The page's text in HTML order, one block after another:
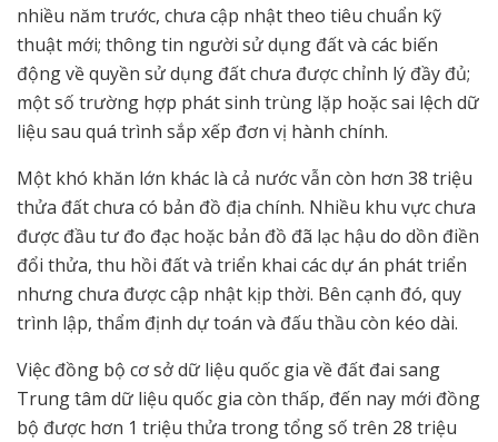
nhiều năm trước, chưa cập nhật theo tiêu chuẩn kỹ
thuật mới; thông tin người sử dụng đất và các biến
động về quyền sử dụng đất chưa được chỉnh lý đầy đủ;
một số trường hợp phát sinh trùng lặp hoặc sai lệch dữ
liệu sau quá trình sắp xếp đơn vị hành chính.
Một khó khăn lớn khác là cả nước vẫn còn hơn 38 triệu
thửa đất chưa có bản đồ địa chính. Nhiều khu vực chưa
được đầu tư đo đạc hoặc bản đồ đã lạc hậu do dồn điền
đổi thửa, thu hồi đất và triển khai các dự án phát triển
nhưng chưa được cập nhật kịp thời. Bên cạnh đó, quy
trình lập, thẩm định dự toán và đấu thầu còn kéo dài.
Việc đồng bộ cơ sở dữ liệu quốc gia về đất đai sang
Trung tâm dữ liệu quốc gia còn thấp, đến nay mới đồng
bộ được hơn 1 triệu thửa trong tổng số trên 28 triệu